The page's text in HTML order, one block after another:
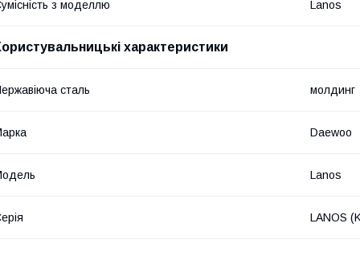
з моделлю Lanos
характеристики
сталь молдинг
Daewoo
Lanos
LANOS